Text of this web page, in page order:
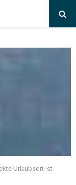
Urlaubsort ist